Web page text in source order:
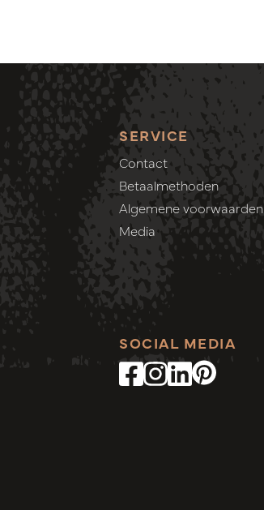
SERVICE
Contact
Betaalmethoden
Algemene voorwaarden
Media
SOCIAL MEDIA